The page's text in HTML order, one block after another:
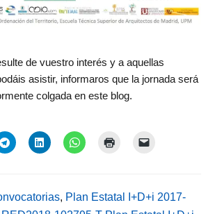
de vuestro interés y a aquellas
asistir, informaros que la jornada será
colgada en este blog.
, Plan Estatal I+D+i 2017-